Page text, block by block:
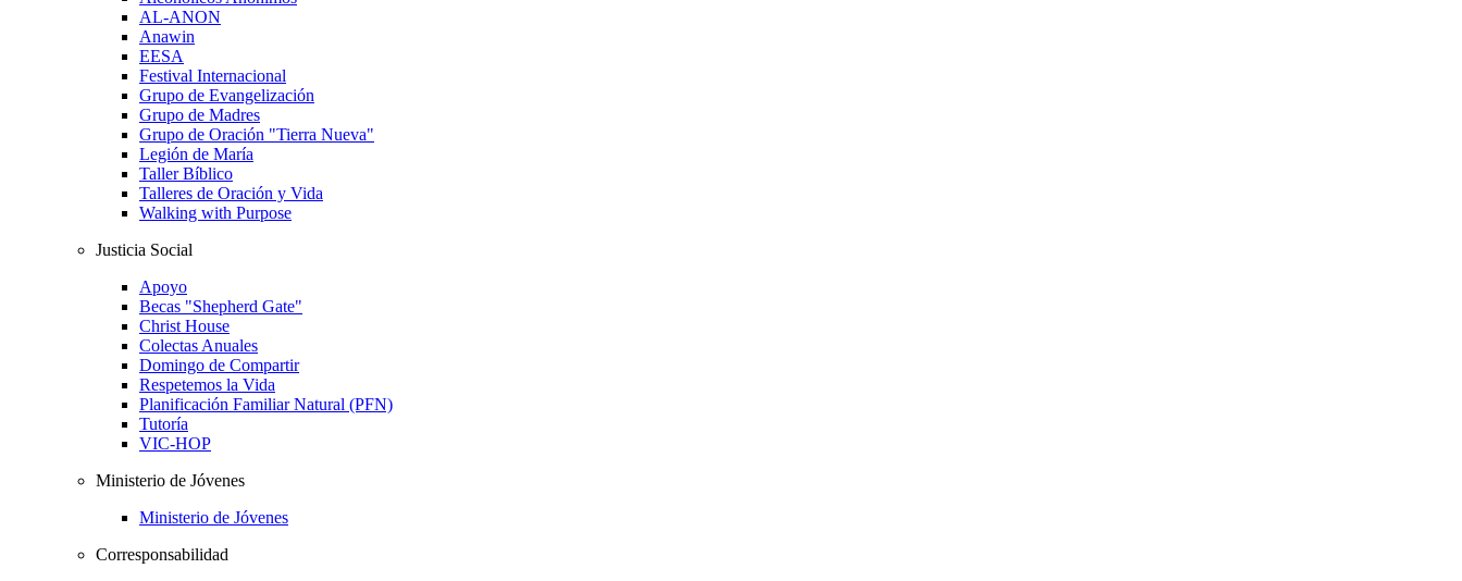
AL-ANON
Anawin
EESA
Festival Internacional
Grupo de Evangelización
Grupo de Madres
Grupo de Oración "Tierra Nueva"
Legión de María
Taller Bíblico
Talleres de Oración y Vida
Walking with Purpose
Justicia Social
Apoyo
Becas "Shepherd Gate"
Christ House
Colectas Anuales
Domingo de Compartir
Respetemos la Vida
Planificación Familiar Natural (PFN)
Tutoría
VIC-HOP
Ministerio de Jóvenes
Ministerio de Jóvenes
Corresponsabilidad